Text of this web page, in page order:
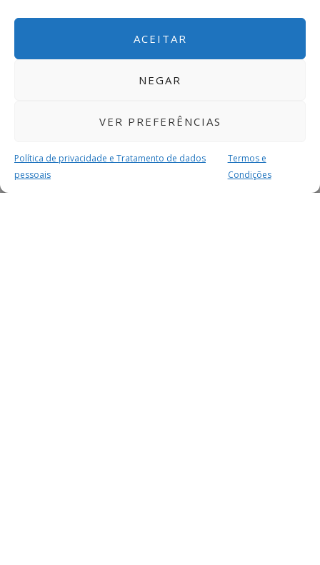
ACEITAR
NEGAR
VER PREFERÊNCIAS
Política de privacidade e Tratamento de dados
pessoais
Termos e
Condições